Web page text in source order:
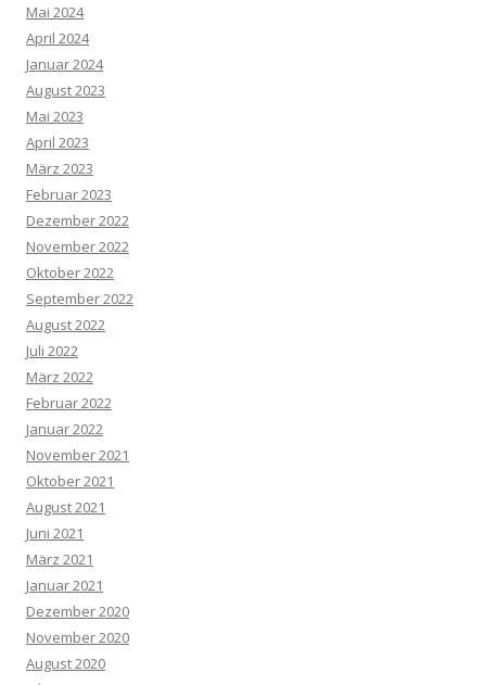
Mai 2024
April 2024
Januar 2024
August 2023
Mai 2023
April 2023
März 2023
Februar 2023
Dezember 2022
November 2022
Oktober 2022
September 2022
August 2022
Juli 2022
März 2022
Februar 2022
Januar 2022
November 2021
Oktober 2021
August 2021
Juni 2021
März 2021
Januar 2021
Dezember 2020
November 2020
August 2020